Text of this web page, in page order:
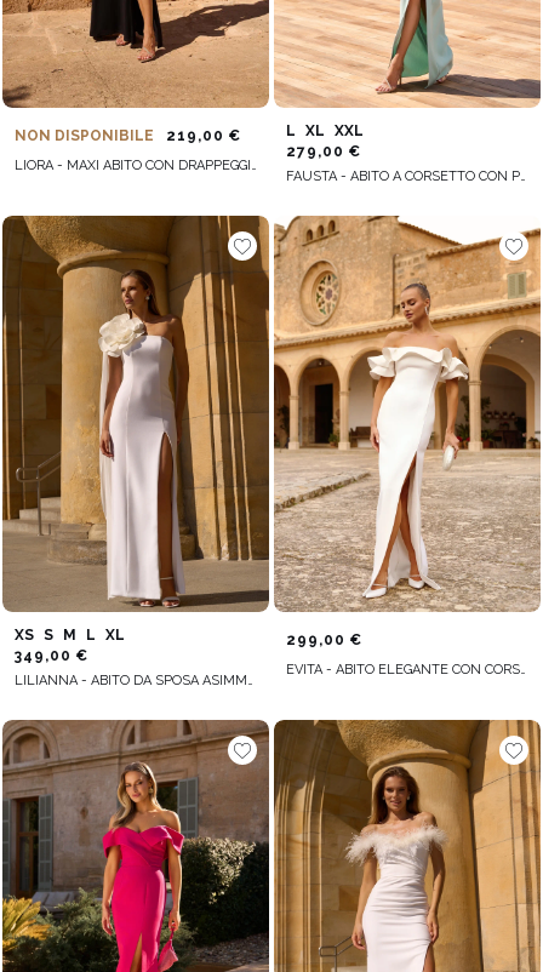
NON DISPONIBILE 219,00 €
LIORA - MAXI ABITO CON DRAPPEGGIO SOTTILE E FONDO SVASATO
L XL
XXL
279,00 €
FAUSTA - ABITO A CORSETTO CON PIUME
XS S M L
XL
349,00 €
LILIANNA - ABITO DA SPOSA ASIMMETRICO CON FIORE IMPREZIOSITO
299,00 €
EVITA - ABITO ELEGANTE CON CORSETTO